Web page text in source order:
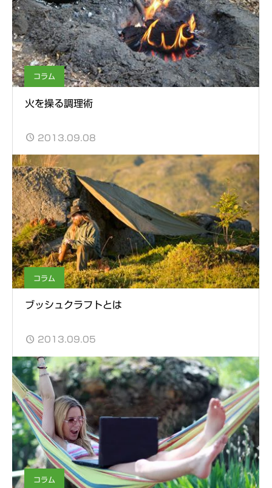
コラム
火を操る調理術
2013.09.08
コラム
ブッシュクラフトとは
2013.09.05
コラム